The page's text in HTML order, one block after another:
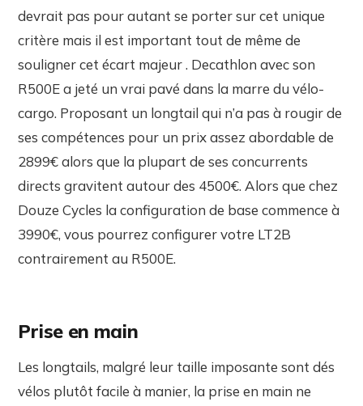
devrait pas pour autant se porter sur cet unique
critère mais il est important tout de même de
souligner cet écart majeur . Decathlon avec son
R500E a jeté un vrai pavé dans la marre du vélo-
cargo. Proposant un longtail qui n’a pas à rougir de
ses compétences pour un prix assez abordable de
2899€ alors que la plupart de ses concurrents
directs gravitent autour des 4500€. Alors que chez
Douze Cycles la configuration de base commence à
3990€, vous pourrez configurer votre LT2B
contrairement au R500E.
Prise en main
Les longtails, malgré leur taille imposante sont dés
vélos plutôt facile à manier, la prise en main ne